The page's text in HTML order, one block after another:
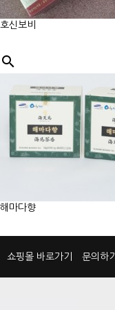
호신보비

해마다향
쇼핑몰 바로가기 문의하기